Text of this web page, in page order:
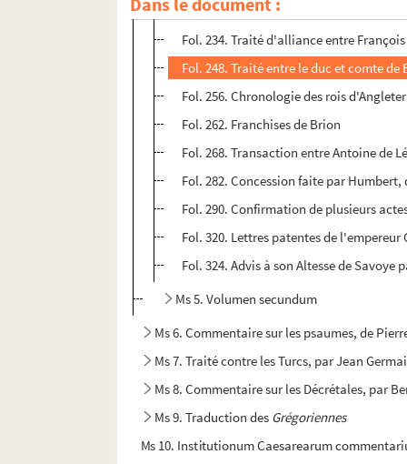
Fol. 227. Traité d'alliance entre le roy
Fol. 234. Traité d'alliance entre
Fol. 248. Traité entre le duc et comte de
Fol. 256. Chronologie des rois
Fol. 262. Franchises de Brion
Fol. 268. Transaction entre Antoine de
Fol. 282. Concession faite par
Fol. 290. Confirmation de plusieurs
Fol. 320. Lettres patentes de
Fol. 324. Advis à son Altesse de Savoye
Ms 5. Volumen secundum
Ms 6. Commentaire sur les psaumes, de
Ms 7. Traité contre les Turcs, par Jean
Ms 8. Commentaire sur les Décrétales, par
Ms 9. Traduction des Grégoriennes
Ms 10. Institutionum Caesarearum